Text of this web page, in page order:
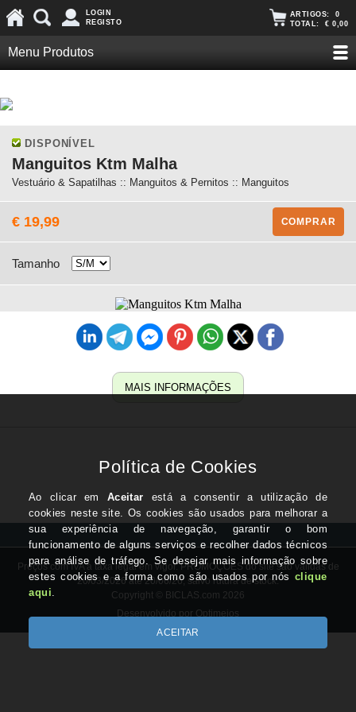
LOGIN
REGISTO
ARTIGOS: 0
TOTAL: € 0,00
Menu Produtos
DISPONÍVEL
Manguitos Ktm Malha
Vestuário & Sapatilhas :: Manguitos & Pernitos :: Manguitos
€ 19,99 COMPRAR
Tamanho
MAIS INFORMAÇÕES
Preços com IVA à taxa legal em vigor. PROMOÇÕES do site são válidas de
20/03/2026 até 20/06/26, salvo rutura de stock.
Copyright © BICLAS.com 2026
Desenvolvido por Optimeios